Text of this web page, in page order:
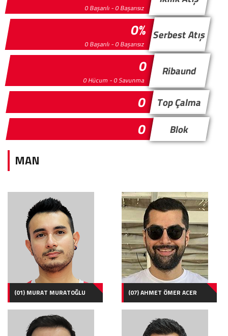
0 Başarılı - 0 Başarısız
0%
0 Başarılı - 0 Başarısız
Serbest Atış
0
0 Hücum - 0 Savunma
Ribaund
0 Top Çalma
0 Blok
MAN
(01) MURAT MURATOĞLU (07) AHMET ÖMER ACER